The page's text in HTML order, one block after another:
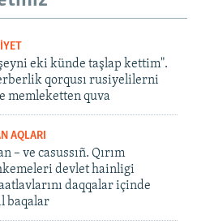
eki künde taşlap kettim".
qorqusı rusiyelilerni
memleketten quva
AQLARI
– ve casussıñ. Qırım
devlet hainligi
daqqalar içinde
baqalar